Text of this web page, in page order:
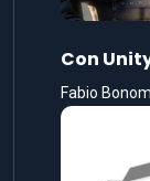
Con
Fabio